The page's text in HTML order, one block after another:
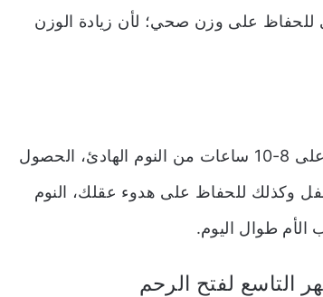
للحفاظ على وزن صحي؛ لأن زيادة الوزن
من أهم نصائح للحامل البكر في الشهر التاسع الحصول على 8-10 ساعات من النوم الهادئ، الحصول
وكذلك للحفاظ على هدوء عقلك، النوم
طوال اليوم.
التاسع لفتح الرحم